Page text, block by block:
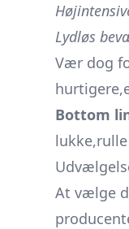
Lydløs
Vær dog
Bottom
At vælge